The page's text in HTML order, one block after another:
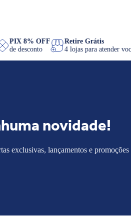
PIX 8% OFF
de desconto
Retire Grátis
4 lojas para
novidade!
exclusivas, lançamentos e promoções